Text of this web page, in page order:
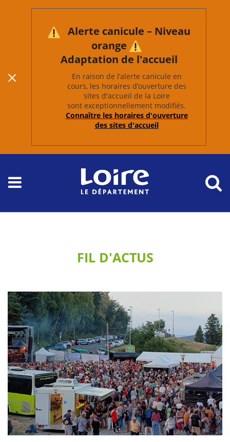
Alerte canicule – Niveau
orange
Adaptation de l'accueil
En raison de l’alerte canicule en
cours, les horaires d’ouverture des
sites d'accueil de la Loire
sont exceptionnellement modifiés.
Connaître les horaires d'ouverture
des sites d'accueil
FIL D'ACTUS